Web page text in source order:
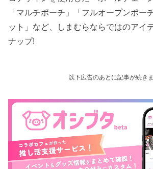
「マルチポーチ」「フルオープンポー
ット」など、しまむらならではのアイ
ナップ!
以下広告のあとに記事が続き